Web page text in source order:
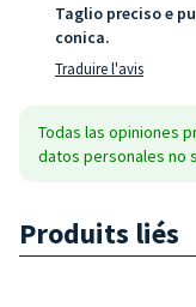
Taglio preciso e
conica.
Traduire l'avis
Todas las opiniones
datos personales no
Produits liés